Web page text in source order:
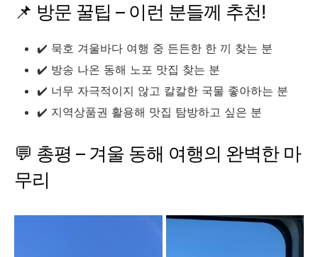
📌 방문 꿀팁 – 이런 분들께 추천!
✔️ 묵호 겨울바다 여행 중 든든한 한 끼 찾는 분
✔️ 방송 나온 동해 노포 맛집 찾는 분
✔️ 너무 자극적이지 않고 칼칼한 국물 좋아하는 분
✔️ 지역상품권 활용해 맛집 탐방하고 싶은 분
💬 총평 – 겨울 동해 여행의 완벽한 마
무리